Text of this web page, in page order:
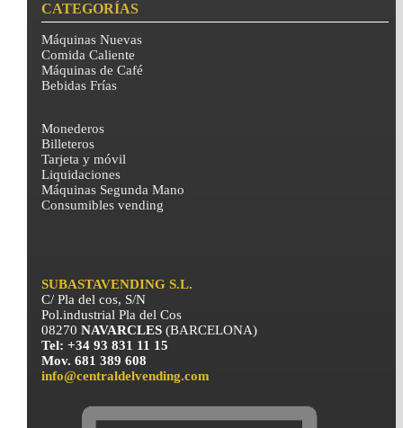
CATEGORÍAS
Máquinas Nuevas
Comida Caliente
Máquinas de Café
Bebidas Frías
Monederos
Billeteros
Tarjeta y móvil
Liquidaciones
Máquinas Segunda Mano
Consumibles vending
SUBASTAVENDING S.L.
C/ Pla del cos, S/N
Pol.industrial Pla del Cos
08270NAVARCLES(BARCELONA)
Tel: +34 93 831 11 15
Mov. 681 389 608
info@centraldelvending.com